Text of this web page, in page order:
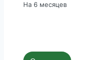
На 6 месяцев